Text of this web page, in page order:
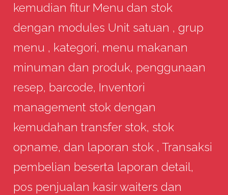
kemudian fitur Menu dan stok
dengan modules Unit satuan , grup
menu , kategori, menu makanan
minuman dan produk, penggunaan
resep, barcode, Inventori
management stok dengan
kemudahan transfer stok, stok
opname, dan laporan stok , Transaksi
pembelian beserta laporan detail,
pos penjualan kasir waiters dan